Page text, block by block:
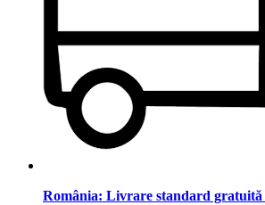
România: Livrare standard gratuită